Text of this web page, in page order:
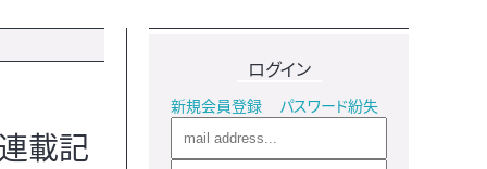
載記
ログイン
新規会員登録 パスワード紛失